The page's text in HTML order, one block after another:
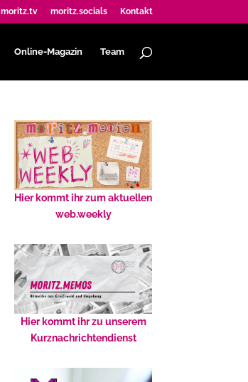
moritz.tv moritz.socials Kontakt
Online-Magazin Team
Hier kommt ihr zum aktuellen
web.weekly
Hier kommt ihr zu unserem
Kurznachrichtendienst